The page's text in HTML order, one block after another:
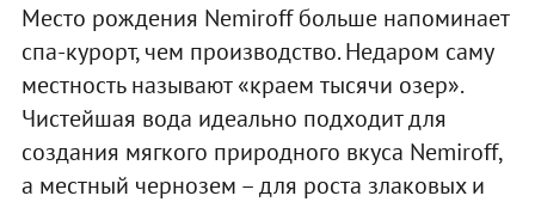
Место рождения Nemiroff больше напоминает
спа-курорт, чем производство. Недаром саму
местность называют «краем тысячи озер».
Чистейшая вода идеально подходит для
создания мягкого природного вкуса Nemiroff,
а местный чернозем – для роста злаковых и